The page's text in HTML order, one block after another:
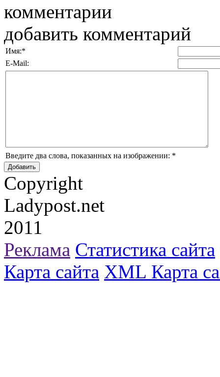
комментарии
добавить комментарий
Имя:*
E-Mail:
Введите два слова, показанных на изображении: *
Copyright
Ladypost.net
2011
Реклама Статистика сайта
Карта сайта XML Карта